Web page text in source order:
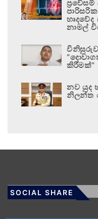
නාමල්
කිරීමක්”
නව යුද
නිලන්ත
SOCIAL SHARE